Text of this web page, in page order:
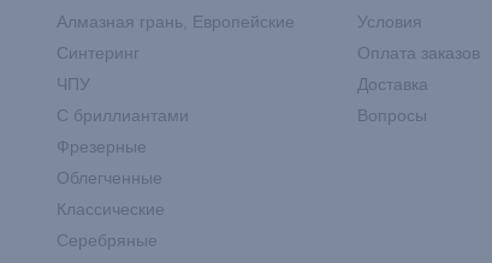
Алмазная грань, Европейские
Синтеринг
ЧПУ
С бриллиантами
Фрезерные
Облегченные
Классические
Серебряные
Условия
Оплата заказов
Доставка
Вопросы